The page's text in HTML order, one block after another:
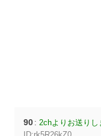
90 : 2chよりお送りし